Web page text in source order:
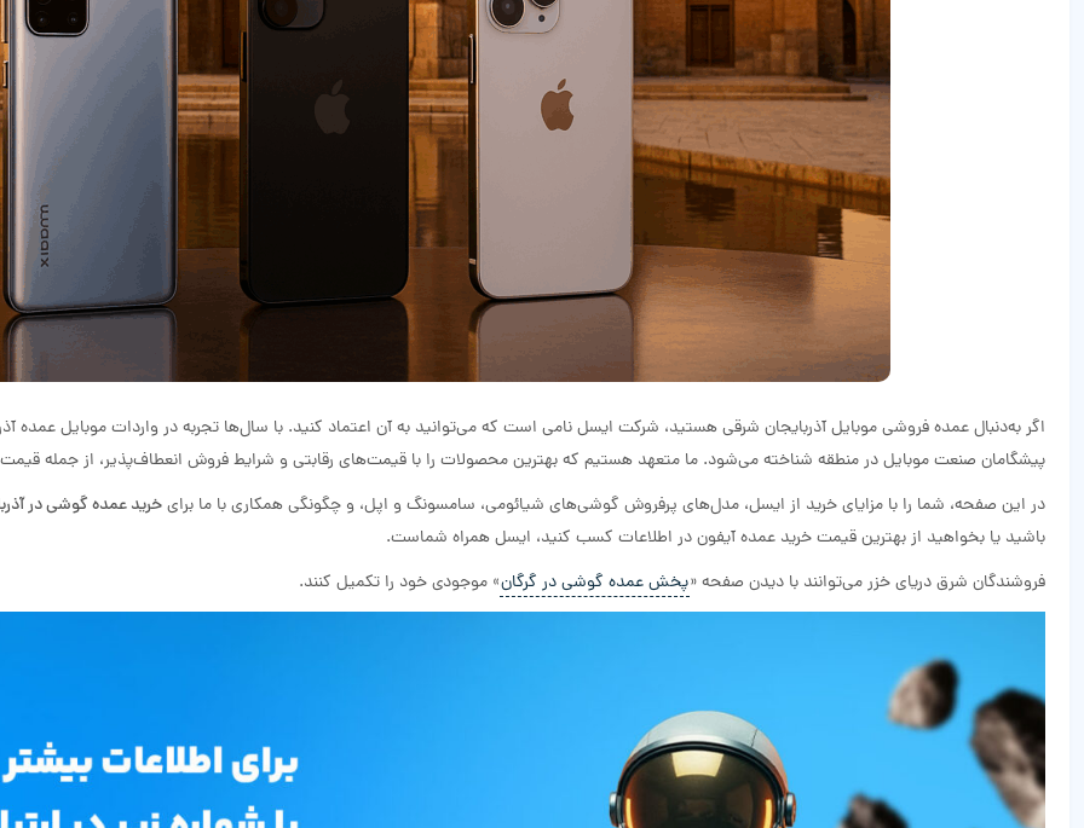
اگر به‌دنبال عمده فروشی موبایل آذربایجان شرقی هستید، شرکت ایسل نامی است که می‌توانید به آن اعتماد کنید. با سال‌ها تجربه در واردات موبایل عمده
پیشگامان صنعت موبایل در منطقه شناخته می‌شود. ما متعهد هستیم که بهترین محصولات را با قیمت‌های رقابتی و شرایط فروش انعطاف‌پذیر، از جمله
در این صفحه، شما را با مزایای خرید از ایسل، مدل‌های پرفروش گوشی‌های شیائومی، سامسونگ و اپل، و چگونگی همکاری با ما برایخرید عمده گوشی در
باشید یا بخواهید از بهترین قیمت خرید عمده آیفون در اطلاعات کسب کنید، ایسل همراه شماست.
فروشندگان شرق دریای خزر می‌توانند با دیدن صفحه «پخش عمده گوشی در گرگان» موجودی خود را تکمیل کنند.